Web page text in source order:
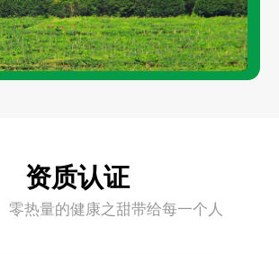
资质认证
零热量的健康之甜带给每一个人